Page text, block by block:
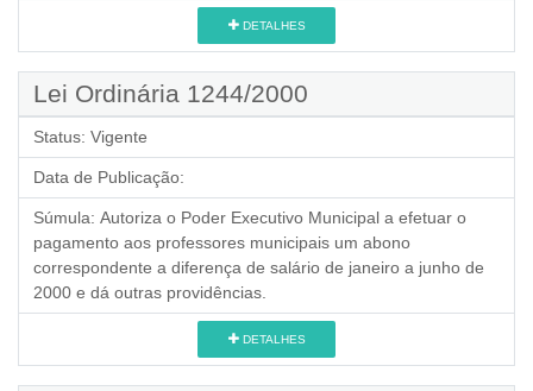
DETALHES
Lei Ordinária 1244/2000
Status: Vigente
Data de Publicação:
Súmula: Autoriza o Poder Executivo Municipal a efetuar o
pagamento aos professores municipais um abono
correspondente a diferença de salário de janeiro a junho de
2000 e dá outras providências.
DETALHES